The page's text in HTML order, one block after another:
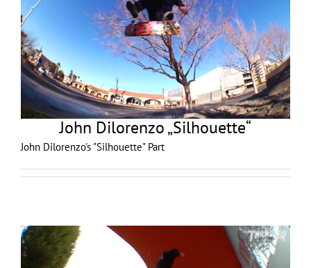
John Dilorenzo „Silhouette“
John Dilorenzo's "Silhouette" Part